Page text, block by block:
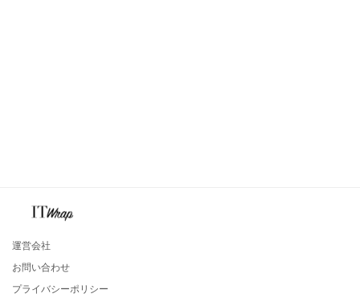
運営会社
お問い合わせ
プライバシーポリシー